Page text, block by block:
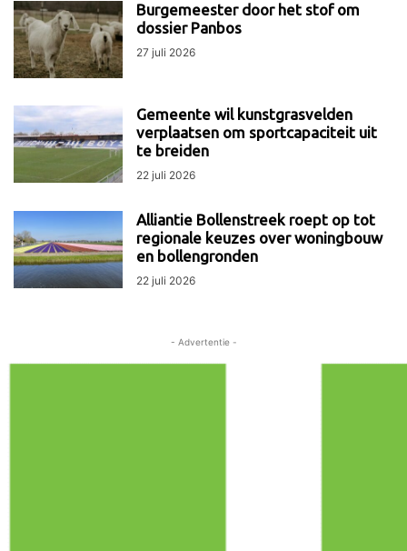
Burgemeester door het stof om
dossier Panbos
27 juli 2026
Gemeente wil kunstgrasvelden
verplaatsen om sportcapaciteit uit
te breiden
22 juli 2026
Alliantie Bollenstreek roept op tot
regionale keuzes over woningbouw
en bollengronden
22 juli 2026
- Advertentie -